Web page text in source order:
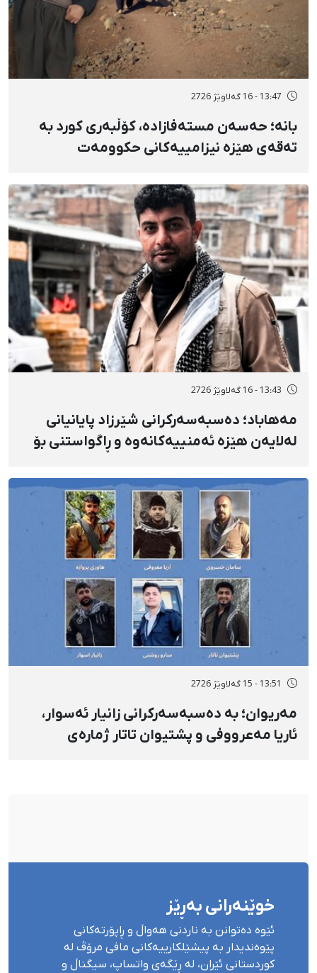
13:47 - 16 گەلاوێژ 2726
بانه؛ حەسەن مستەفازادە، کۆڵبەری کورد بە
تەقەی هێزە نیزامییەکانی حکوومەت
13:43 - 16 گەلاوێژ 2726
مەهاباد؛ دەسبەسەرکرانی شێرزاد پایانیانی
لەلایەن هێزە ئەمنییەکانەوە و ڕاگواستنی بۆ
13:51 - 15 گەلاوێژ 2726
مەریوان؛ بە دەسبەسەرکرانی زانیار ئەسوار،
ئاریا مەعرووفی و پشتیوان تاتار ژمارەی
خوێنەرانی بەڕێز
ئێوە دەتوانن بە ناردنی هەواڵ و ڕاپۆرتەکانی
پێوەندیدار بە پیشێلکارییەکانی مافی مرۆڤ لە
کوردستانی ئێران، لە ڕێگەی واتساپ، سیگناڵ و